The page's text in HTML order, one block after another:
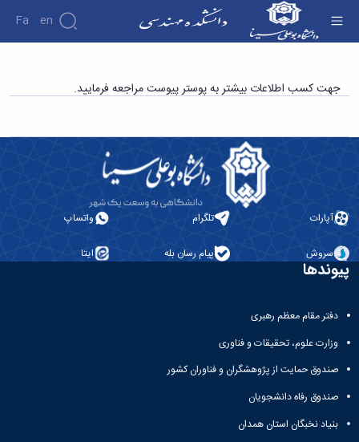
Fa En
دانشکده
درباره
اطلاعات
سازمان
دانشکده
معاونت
معاونت
معاونت
تحصیلات
تکمیلی
پژوهش
نشریات
دوره آموزشی پایپینگ - دانشکده فنی و مهندسی
جهت کسب اطلاعات بیشتر به پوستر پیوست مراجعه فرمایید.
آپارات تلگرام واتساپ
سروش پیام رسان بله ایتا
پیوندها
دفتر مقام معظم رهبری
وزارت علوم، تحقیقات و فناوری
صندوق حمایت از پژوهشگران و فناوران کشور
صندوق رفاه دانشجویان
بنیاد نخبگان استان همدان